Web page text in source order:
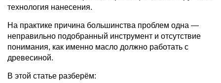
технология нанесения.
На практике причина большинства проблем одна —
неправильно подобранный инструмент и отсутствие
понимания, как именно масло должно работать с
древесиной.
В этой статье разберём: